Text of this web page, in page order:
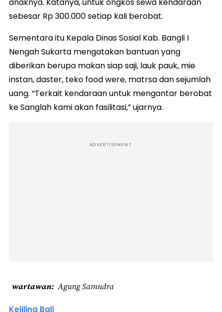
anaknya. Katanya, untuk ongkos sewa kendaraan
sebesar Rp 300.000 setiap kali berobat.
Sementara itu Kepala Dinas Sosial Kab. Bangli I
Nengah Sukarta mengatakan bantuan yang
diberikan berupa makan siap saji, lauk pauk, mie
instan, daster, teko food were, matrsa dan sejumlah
uang. “Terkait kendaraan untuk mengantar berobat
ke Sanglah kami akan fasilitasi,” ujarnya.
ADVERTISEMENT
wartawan Agung Samudra
Keliling Bali